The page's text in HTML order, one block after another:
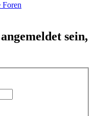
Foren
sein,